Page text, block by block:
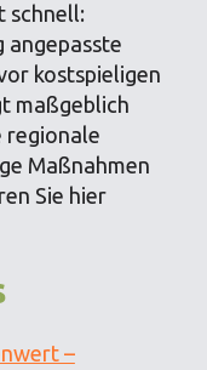
schnell:
angepasste
kostspieligen
maßgeblich
regionale
Maßnahmen
Sie hier
–